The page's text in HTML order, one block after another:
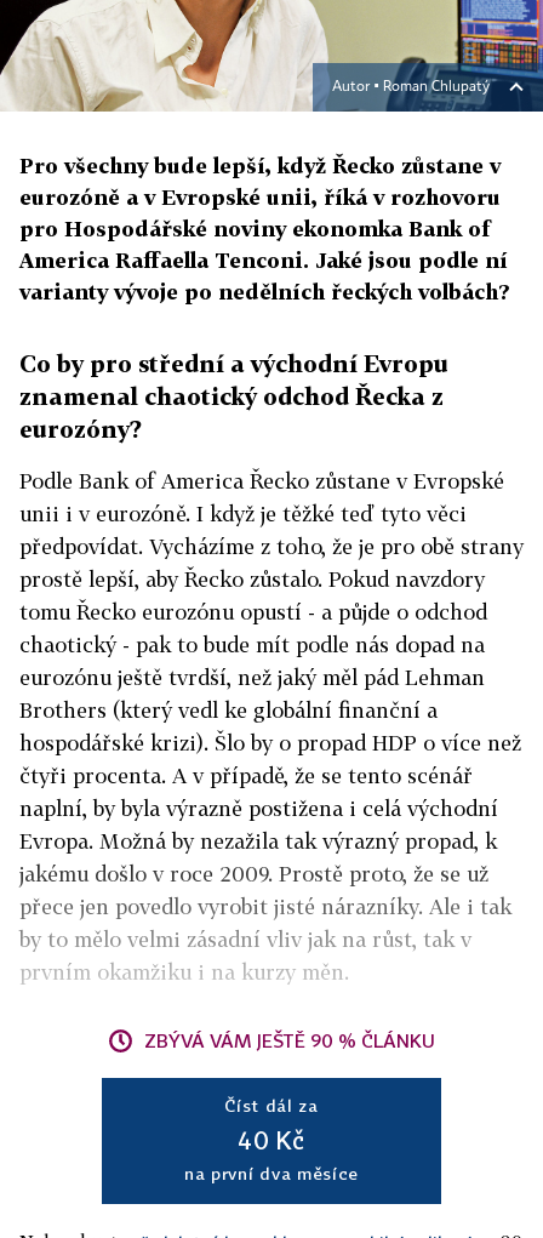
Autor ▪ Roman Chlupatý
Pro všechny bude lepší, když Řecko zůstane v
eurozóně a v Evropské unii, říká v rozhovoru
pro Hospodářské noviny ekonomka Bank of
America Raffaella Tenconi. Jaké jsou podle ní
varianty vývoje po nedělních řeckých volbách?
Co by pro střední a východní Evropu
znamenal chaotický odchod Řecka z
eurozóny?
Podle Bank of America Řecko zůstane v Evropské
unii i v eurozóně. I když je těžké teď tyto věci
předpovídat. Vycházíme z toho, že je pro obě strany
prostě lepší, aby Řecko zůstalo. Pokud navzdory
tomu Řecko eurozónu opustí - a půjde o odchod
chaotický - pak to bude mít podle nás dopad na
eurozónu ještě tvrdší, než jaký měl pád Lehman
Brothers (který vedl ke globální finanční a
hospodářské krizi). Šlo by o propad HDP o více než
čtyři procenta. A v případě, že se tento scénář
naplní, by byla výrazně postižena i celá východní
Evropa. Možná by nezažila tak výrazný propad, k
jakému došlo v roce 2009. Prostě proto, že se už
přece jen povedlo vyrobit jisté nárazníky. Ale i tak
by to mělo velmi zásadní vliv jak na růst, tak v
prvním okamžiku i na kurzy měn.
ZBÝVÁ VÁM JEŠTĚ 90 % ČLÁNKU
Číst dál za
40 Kč
na první dva měsíce